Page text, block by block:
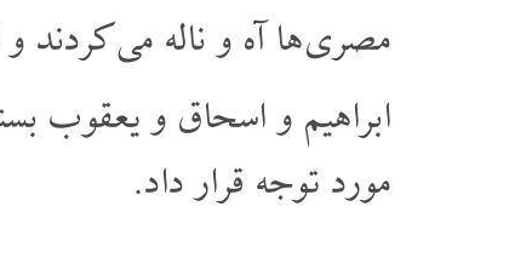
مصری ها آه و ناله می
ابراهیم و اسحاق و یعقوب
مورد توجه قرار داد.